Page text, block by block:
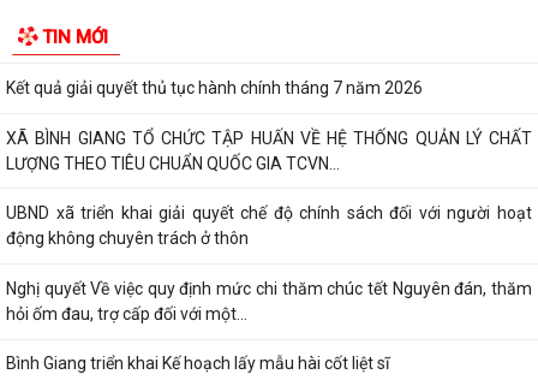
TIN MỚI
bị bãi bỏ thuộc phạm vi chức...
Kết quả giải quyết thủ tục hành chính tháng 7 năm 2026
XÃ BÌNH GIANG TỔ CHỨC TẬP HUẤN VỀ HỆ THỐNG QUẢN LÝ CHẤT
LƯỢNG THEO TIÊU CHUẨN QUỐC GIA TCVN...
UBND xã triển khai giải quyết chế độ chính sách đối với người hoạt
động không chuyên trách ở thôn
Nghị quyết Về việc quy định mức chi thăm chúc tết Nguyên đán, thăm
hỏi ốm đau, trợ cấp đối với một...
Bình Giang triển khai Kế hoạch lấy mẫu hài cốt liệt sĩ